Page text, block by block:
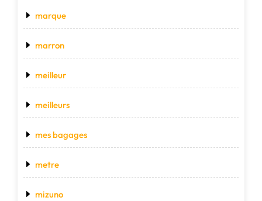
marque
marron
meilleur
meilleurs
mes bagages
metre
mizuno